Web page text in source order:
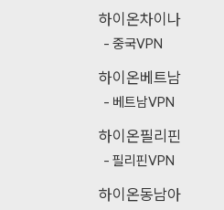
하이온차이나
중국VPN
하이온베트남
베트남VPN
하이온필리핀
필리핀VPN
하이온동남아